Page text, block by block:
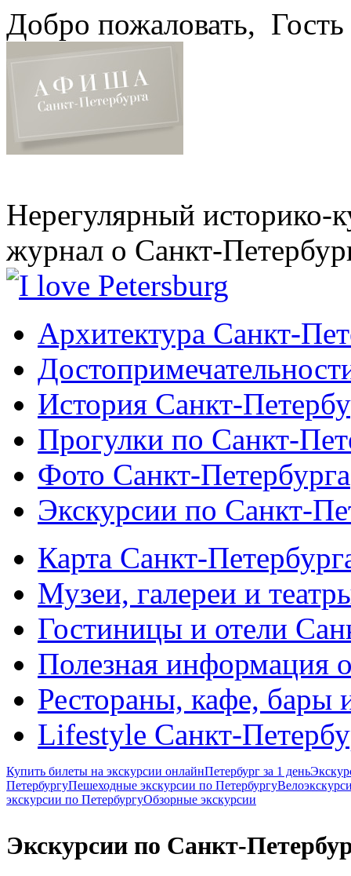
Добро пожаловать, Гость
Нерегулярный историко-
журнал о Санкт-
Архитектура Санкт-
История Санкт-
Прогулки по Санкт-
Фото Санкт-Петербурга
Экскурсии по Санкт-
Карта Санкт-
Музеи, галереи и
Гостиницы и отели
Полезная информация
Рестораны, кафе, бары
Lifestyle Санкт-
Купить билеты на экскурсии онлайнПетербург за 1 день
ПетербургуПешеходные экскурсии по Петербургу
экскурсии по ПетербургуОбзорные экскурсии
Экскурсии по Санкт-